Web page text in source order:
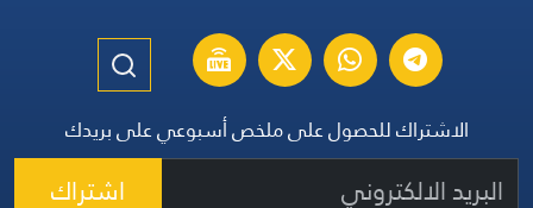
الاشتراك للحصول على ملخص أسبوعي على بريدك
اشتراك